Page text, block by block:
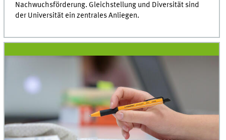
Nachwuchsförderung. Gleichstellung und Diversität sind
der Universität ein zentrales Anliegen.